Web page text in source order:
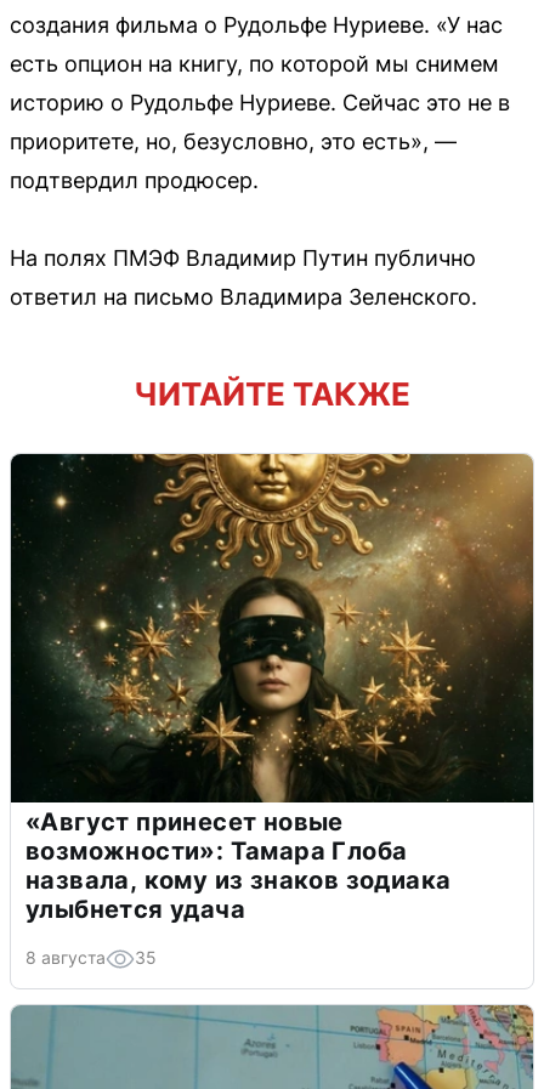
создания фильма о Рудольфе Нуриеве. «У нас
есть опцион на книгу, по которой мы снимем
историю о Рудольфе Нуриеве. Сейчас это не в
приоритете, но, безусловно, это есть», —
подтвердил продюсер.
На полях ПМЭФ Владимир Путин публично
ответил на письмо Владимира Зеленского.
ЧИТАЙТЕ ТАКЖЕ
«Август принесет новые
возможности»: Тамара Глоба
назвала, кому из знаков зодиака
улыбнется удача
8 августа 35